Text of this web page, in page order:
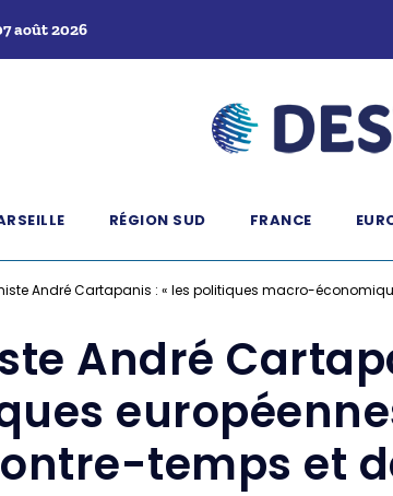
août 2026
RÉGION SUD FRANCE
André Cartapanis : « les politiques macro-
André
temps et